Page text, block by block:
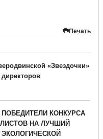
Печать
«Звездочки»
КОНКУРСА
НА ЛУЧШИЙ